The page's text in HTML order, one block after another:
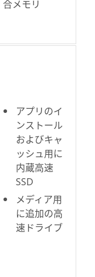
合メモリ
アプリのイ
ンストール
およびキャ
ッシュ用に
内蔵高速
SSD
メディア用
に追加の高
速ドライブ